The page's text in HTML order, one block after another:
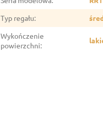
Typ regału:
Wykończenie
powierzchni: